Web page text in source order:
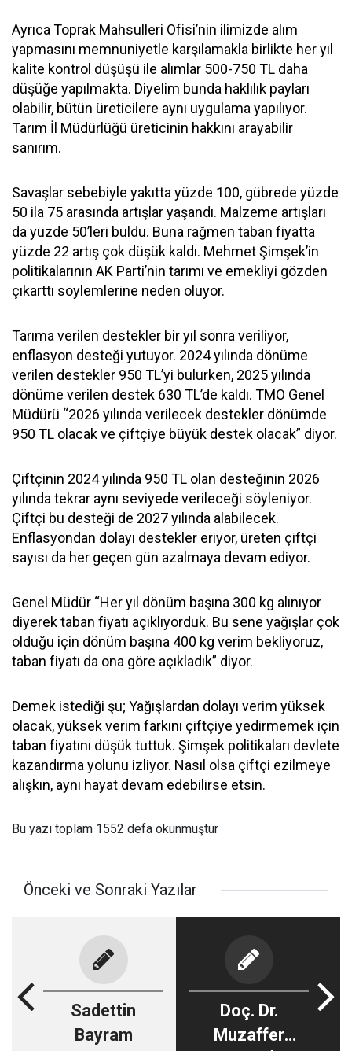
Ayrıca Toprak Mahsulleri Ofisi’nin ilimizde alım
yapmasını memnuniyetle karşılamakla birlikte her yıl
kalite kontrol düşüşü ile alımlar 500-750 TL daha
düşüğe yapılmakta. Diyelim bunda haklılık payları
olabilir, bütün üreticilere aynı uygulama yapılıyor.
Tarım İl Müdürlüğü üreticinin hakkını arayabilir
sanırım.
Savaşlar sebebiyle yakıtta yüzde 100, gübrede yüzde
50 ila 75 arasında artışlar yaşandı. Malzeme artışları
da yüzde 50’leri buldu. Buna rağmen taban fiyatta
yüzde 22 artış çok düşük kaldı. Mehmet Şimşek’in
politikalarının AK Parti’nin tarımı ve emekliyi gözden
çıkarttı söylemlerine neden oluyor.
Tarıma verilen destekler bir yıl sonra veriliyor,
enflasyon desteği yutuyor. 2024 yılında dönüme
verilen destekler 950 TL’yi bulurken, 2025 yılında
dönüme verilen destek 630 TL’de kaldı. TMO Genel
Müdürü “2026 yılında verilecek destekler dönümde
950 TL olacak ve çiftçiye büyük destek olacak” diyor.
Çiftçinin 2024 yılında 950 TL olan desteğinin 2026
yılında tekrar aynı seviyede verileceği söyleniyor.
Çiftçi bu desteği de 2027 yılında alabilecek.
Enflasyondan dolayı destekler eriyor, üreten çiftçi
sayısı da her geçen gün azalmaya devam ediyor.
Genel Müdür “Her yıl dönüm başına 300 kg alınıyor
diyerek taban fiyatı açıklıyorduk. Bu sene yağışlar çok
olduğu için dönüm başına 400 kg verim bekliyoruz,
taban fiyatı da ona göre açıkladık” diyor.
Demek istediği şu; Yağışlardan dolayı verim yüksek
olacak, yüksek verim farkını çiftçiye yedirmemek için
taban fiyatını düşük tuttuk. Şimşek politikaları devlete
kazandırma yolunu izliyor. Nasıl olsa çiftçi ezilmeye
alışkın, aynı hayat devam edebilirse etsin.
Bu yazı toplam 1552 defa okunmuştur
Önceki ve Sonraki Yazılar
Sadettin
Bayram
Doç. Dr.
Muzaffer